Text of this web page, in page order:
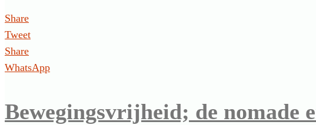
Share
Tweet
Share
WhatsApp
Bewegingsvrijheid; de nomade